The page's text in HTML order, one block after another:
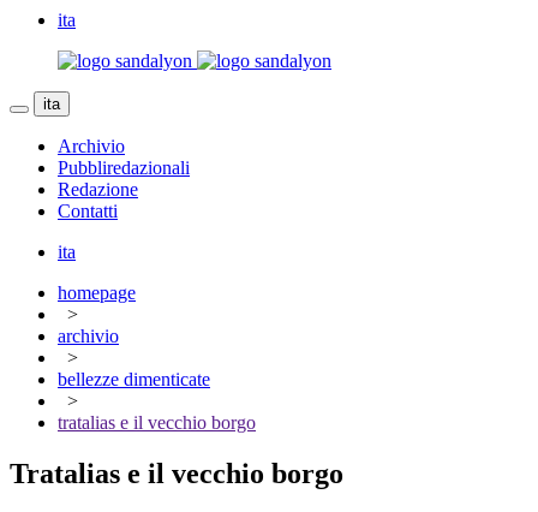
ita
ita
Archivio
Pubbliredazionali
Redazione
Contatti
ita
homepage
>
archivio
>
bellezze dimenticate
>
tratalias e il vecchio borgo
Tratalias e il vecchio borgo